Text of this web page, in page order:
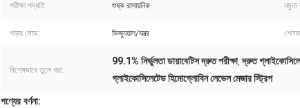
পরীক্ষা পদ্ধতি: শুষ্ক রাসায়নিক নমুনা
পড়ার মোড: ভিজ্যুয়াল/যন্ত্র
বিশেষভাবে তুলে ধরা:
99.1% নির্ভুলতা ডায়াবেটিস দ্রুত পরীক্ষা,দ্রুত
গ্লাইকোসিলেটেড হিমোগ্লোবিন লেভেল মেজার স্ট্রিপ
পণ্যের বর্ণনা: